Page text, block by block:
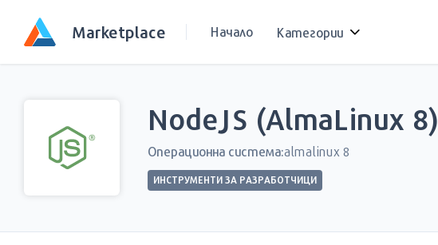
Marketplace Начало Категории
NodeJS (AlmaLinux 8)
Операционна система:almalinux 8
ИНСТРУМЕНТИ ЗА РАЗРАБОТЧИЦИ